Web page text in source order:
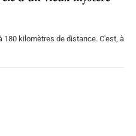
180 kilomètres de distance. C'est, à